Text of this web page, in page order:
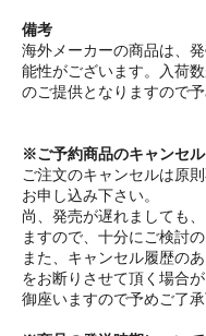
備考
海外メーカーの商品は、
能性がございます。入荷
のご提供となりますので予
※ご予約商品のキャンセ
ご注文のキャンセルは原
お申し込み下さい。
尚、発売が遅れましても
ますので、十分にご検討
また、キャンセル履歴の
をお断りさせて頂く場合が
御座いますので予めご了承